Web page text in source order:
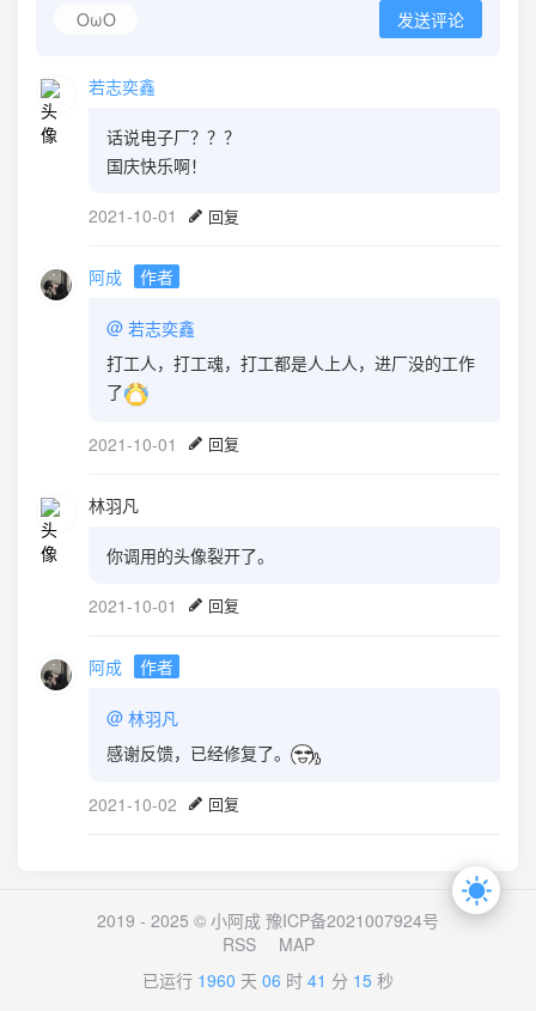
OωO 发送评论
若志奕鑫
话说电子厂？？？
国庆快乐啊！
2021-10-01 回复
阿成 作者
@ 若志奕鑫
打工人，打工魂，打工都是人上人，进厂没的工作
了
2021-10-01 回复
林羽凡
你调用的头像裂开了。
2021-10-01 回复
阿成 作者
@ 林羽凡
感谢反馈，已经修复了。
2021-10-02 回复
2019 - 2025 © 小阿成 豫ICP备2021007924号
RSS
MAP
已运行 1960 天 06 时 41 分 16 秒